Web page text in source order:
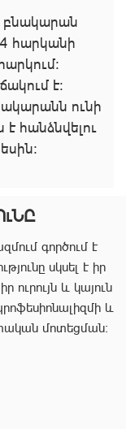
բնակարան
հարկանի
է։
ունի
հանձնվելու
գործում է
սկսել է իր
և կայուն
և
մոտեցման:
հաճախորդին
անշարժ գույքի